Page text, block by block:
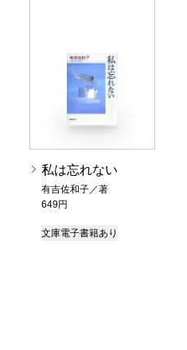
私は忘れない
有吉佐和子／著
649円
文庫電子書籍あり